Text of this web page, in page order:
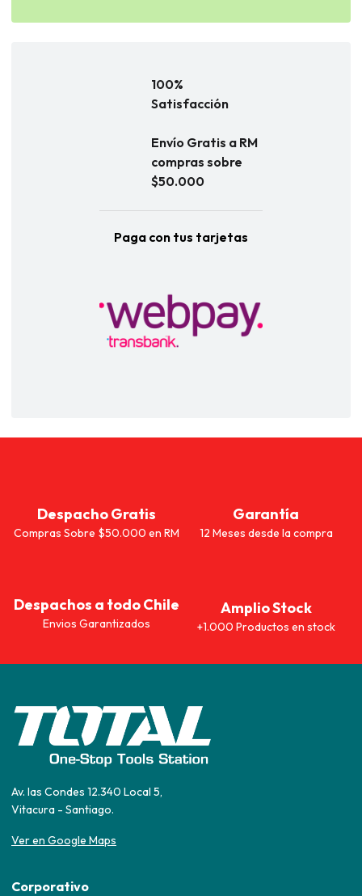
100%
Satisfacción
Envío Gratis a RM
compras sobre
$50.000
Paga con tus tarjetas
Despacho Gratis
Compras Sobre $50.000 en RM
Garantía
12 Meses desde la compra
Despachos a todo Chile
Envios Garantizados
Amplio Stock
+1.000 Productos en stock
Av. las Condes 12.340 Local 5,
Vitacura - Santiago.
Ver en Google Maps
Corporativo